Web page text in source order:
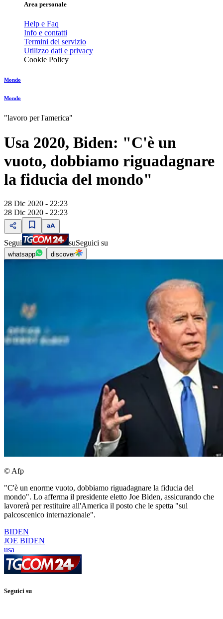
Area personale
Help e Faq
Info e contatti
Termini del servizio
Utilizzo dati e privacy
Cookie Policy
Mondo
Mondo
"lavoro per l'america"
Usa 2020, Biden: "C'è un
vuoto, dobbiamo riguadagnare
la fiducia del mondo"
28 Dic 2020 - 22:23
28 Dic 2020 - 22:23
Segui suSeguici su
whatsapp discover
© Afp
"C'è un enorme vuoto, dobbiamo riguadagnare la fiducia del
mondo". Lo afferma il presidente eletto Joe Biden, assicurando che
lavorerà per restituire all'America il posto che le spetta "sul
palcoscenico internazionale".
BIDEN
JOE BIDEN
usa
Seguici su